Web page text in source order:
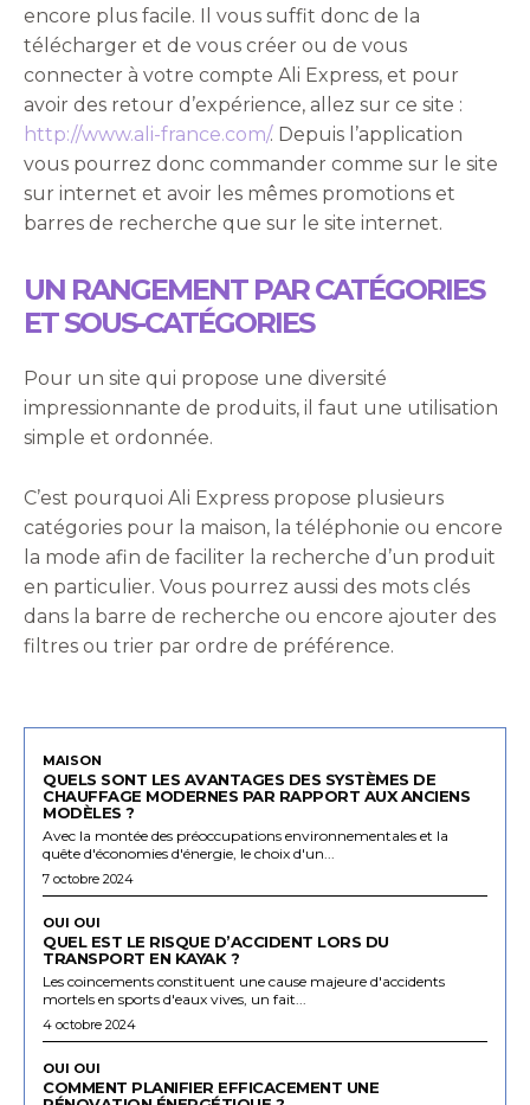
encore plus facile. Il vous suffit donc de la
télécharger et de vous créer ou de vous
connecter à votre compte Ali Express, et pour
avoir des retour d’expérience, allez sur ce site :
http://www.ali-france.com/. Depuis l’application
vous pourrez donc commander comme sur le site
sur internet et avoir les mêmes promotions et
barres de recherche que sur le site internet.
UN RANGEMENT PAR CATÉGORIES
ET SOUS-CATÉGORIES
Pour un site qui propose une diversité
impressionnante de produits, il faut une utilisation
simple et ordonnée.
C’est pourquoi Ali Express propose plusieurs
catégories pour la maison, la téléphonie ou encore
la mode afin de faciliter la recherche d’un produit
en particulier. Vous pourrez aussi des mots clés
dans la barre de recherche ou encore ajouter des
filtres ou trier par ordre de préférence.
MAISON
QUELS SONT LES AVANTAGES DES SYSTÈMES DE
CHAUFFAGE MODERNES PAR RAPPORT AUX ANCIENS
MODÈLES ?
Avec la montée des préoccupations environnementales et la
quête d'économies d'énergie, le choix d'un...
7 octobre 2024
OUI OUI
QUEL EST LE RISQUE D’ACCIDENT LORS DU
TRANSPORT EN KAYAK ?
Les coincements constituent une cause majeure d'accidents
mortels en sports d'eaux vives, un fait...
4 octobre 2024
OUI OUI
COMMENT PLANIFIER EFFICACEMENT UNE